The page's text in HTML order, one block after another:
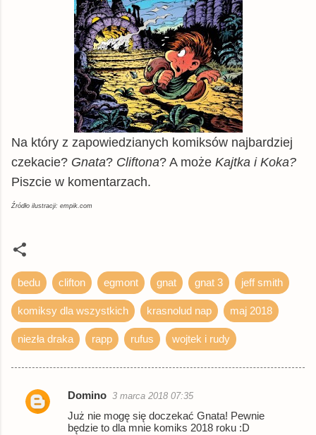
Na który z zapowiedzianych komiksów najbardziej
czekacie? Gnata? Cliftona? A może Kajtka i Koka?
Piszcie w komentarzach.
Źródło ilustracji: empik.com
bedu clifton egmont gnat gnat 3 jeff smith
komiksy dla wszystkich krasnolud nap maj 2018
niezła draka rapp rufus wojtek i rudy
K
Domino 3 marca 2018 07:35
Już nie mogę się doczekać Gnata! Pewnie
będzie to dla mnie komiks 2018 roku :D